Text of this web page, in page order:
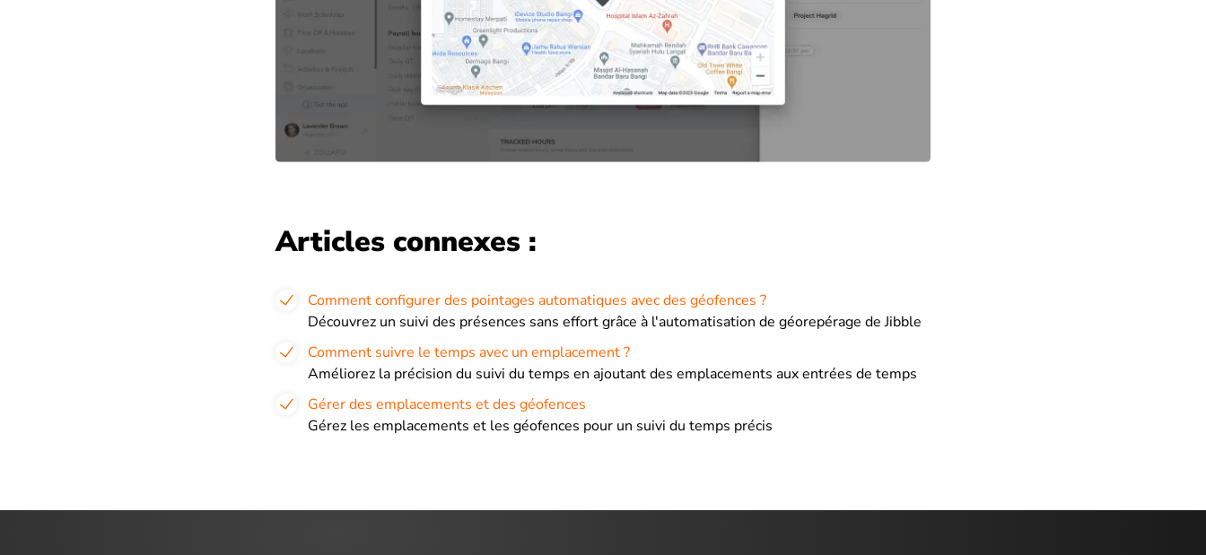
Articles connexes :
Comment configurer des pointages automatiques avec des géofences ?
Découvrez un suivi des présences sans effort grâce à l'automatisation de géorepérage de Jibble
Comment suivre le temps avec un emplacement ?
Améliorez la précision du suivi du temps en ajoutant des emplacements aux entrées de temps
Gérer des emplacements et des géofences
Gérez les emplacements et les géofences pour un suivi du temps précis